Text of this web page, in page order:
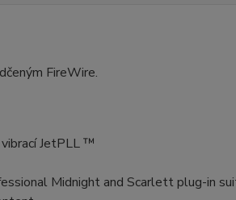
FireWire.
JetPLL ™
Midnight and Scarlett plug-in